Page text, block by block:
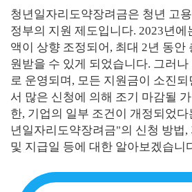
청년일자리도약장려금은 청년 고
정부의 지원 제도입니다. 2023년에
액이 상향 조정되어, 최대 2년 동안
원받을 수 있게 되었습니다. 그러
로 운영되며, 모든 지원금이 소진
서 많은 신청에 의해 조기 마감될
한, 기업의 일부 조건이 개정되었
년일자리도약장려금"의 신청 방법,
및 지급일 등에 대한 알아보겠습니